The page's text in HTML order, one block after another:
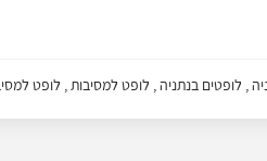
, לופטים בנתניה , לופט למסיבות , לופט